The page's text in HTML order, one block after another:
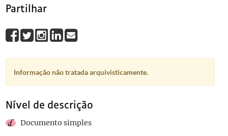
Partilhar
Informação não tratada arquivisticamente.
Nível de descrição
Documento simples